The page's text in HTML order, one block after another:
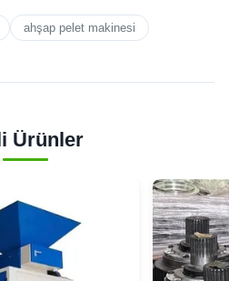
ahşap pelet makinesi
Ürünler